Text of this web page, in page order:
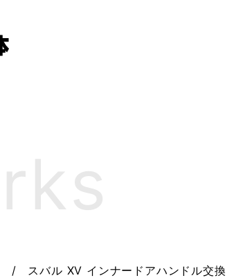
/ スバル XV インナードアハンドル交換